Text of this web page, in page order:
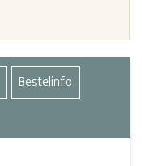
Bestelinfo